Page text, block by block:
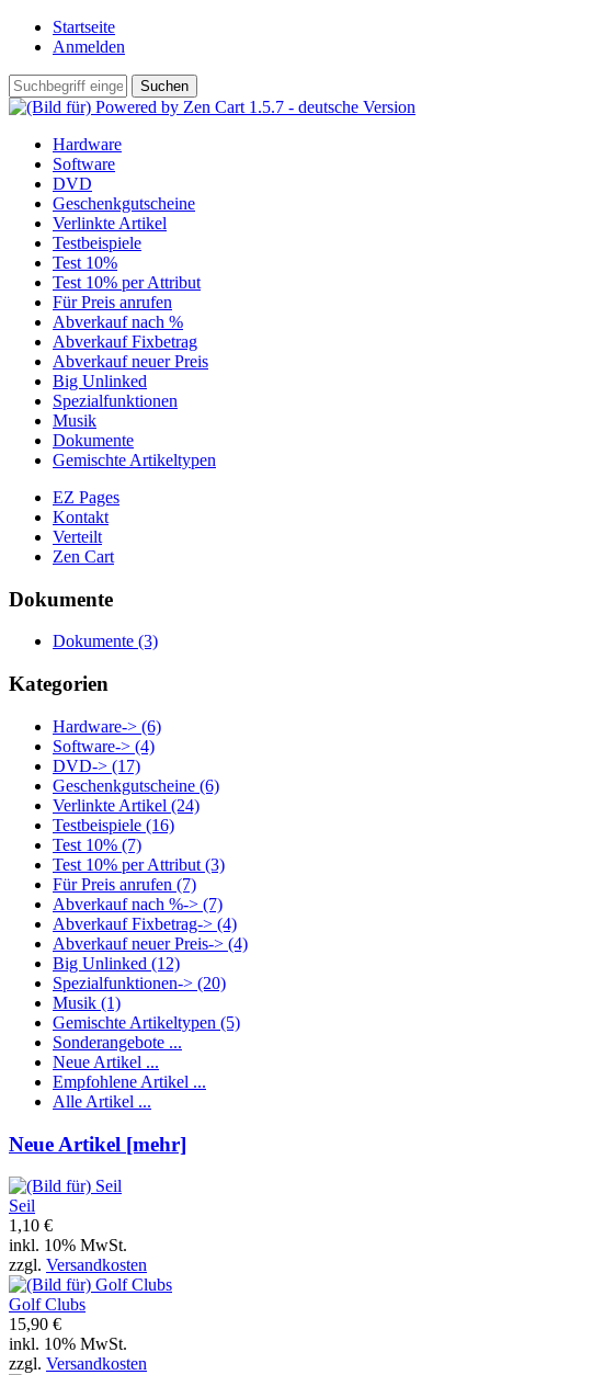
Startseite
Anmelden
Hardware
Software
DVD
Geschenkgutscheine
Verlinkte Artikel
Testbeispiele
Test 10%
Test 10% per Attribut
Für Preis anrufen
Abverkauf nach %
Abverkauf Fixbetrag
Abverkauf neuer Preis
Big Unlinked
Spezialfunktionen
Musik
Dokumente
Gemischte Artikeltypen
EZ Pages
Kontakt
Verteilt
Zen Cart
Dokumente
Dokumente (3)
Kategorien
Hardware-> (6)
Software-> (4)
DVD-> (17)
Geschenkgutscheine (6)
Verlinkte Artikel (24)
Testbeispiele (16)
Test 10% (7)
Test 10% per Attribut (3)
Für Preis anrufen (7)
Abverkauf nach %-> (7)
Abverkauf Fixbetrag-> (4)
Abverkauf neuer Preis-> (4)
Big Unlinked (12)
Spezialfunktionen-> (20)
Musik (1)
Gemischte Artikeltypen (5)
Sonderangebote ...
Neue Artikel ...
Empfohlene Artikel ...
Alle Artikel ...
Neue Artikel [mehr]
Seil
1,10 €
inkl. 10% MwSt.
zzgl. Versandkosten
Golf Clubs
15,90 €
inkl. 10% MwSt.
zzgl. Versandkosten